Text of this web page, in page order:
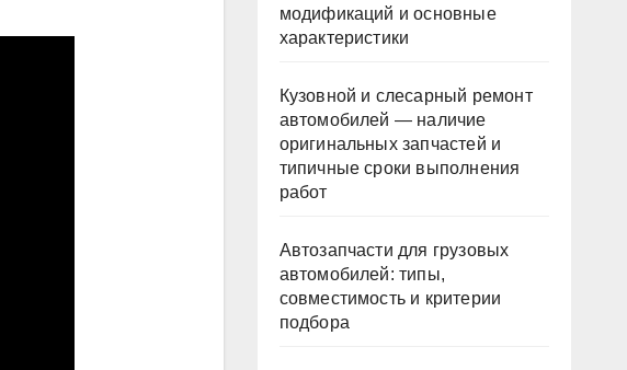
модификаций и основные
характеристики
Кузовной и слесарный ремонт
автомобилей — наличие
оригинальных запчастей и
типичные сроки выполнения
работ
Автозапчасти для грузовых
автомобилей: типы,
совместимость и критерии
подбора